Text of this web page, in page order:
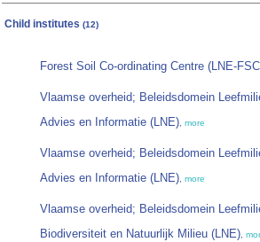
Child institutes (12)
Forest Soil Co-ordinating Centre (LNE-
Vlaamse overheid; Beleidsdomein
Advies en Informatie (LNE), more
Vlaamse overheid; Beleidsdomein
Advies en Informatie (LNE), more
Vlaamse overheid; Beleidsdomein
Biodiversiteit en Natuurlijk Milieu (LNE),